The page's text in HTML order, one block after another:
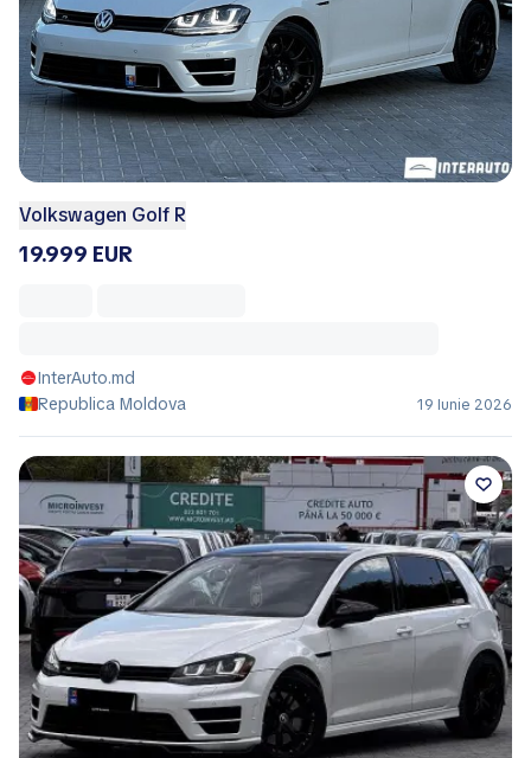
Volkswagen Golf R
19.999 EUR
InterAuto.md
Republica Moldova
19 Iunie 2026